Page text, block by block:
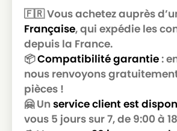
🇫🇷 Vous achetez auprès
Française, qui expédie les
depuis la France.
📦Compatibilité garantie:
nous renvoyons
pièces !
🤗 Un service client est
vous 5 jours sur 7, de 9:00 à